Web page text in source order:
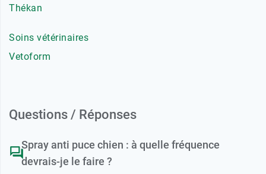
Thékan
Soins vétérinaires
Vetoform
Questions / Réponses
Spray anti puce chien : à quelle fréquence
devrais-je le faire ?